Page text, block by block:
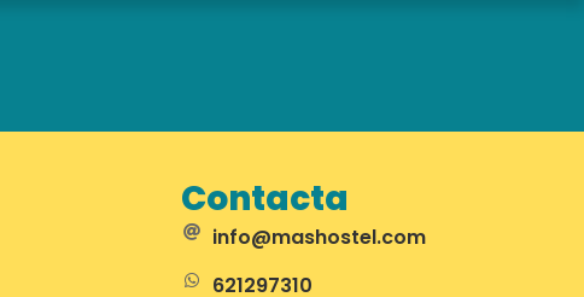
Contacta
info@mashostel.com
621297310